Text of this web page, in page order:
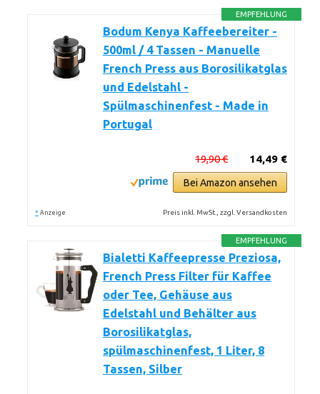
EMPFEHLUNG
Bodum Kenya Kaffeebereiter -
500ml / 4 Tassen - Manuelle
French Press aus Borosilikatglas
und Edelstahl -
Spülmaschinenfest - Made in
Portugal
14,49 €
19,90 €
Bei Amazon ansehen
* Anzeige Preis inkl. MwSt., zzgl. Versandkosten
EMPFEHLUNG
Bialetti Kaffeepresse Preziosa,
French Press Filter für Kaffee
oder Tee, Gehäuse aus
Edelstahl und Behälter aus
Borosilikatglas,
spülmaschinenfest, 1 Liter, 8
Tassen, Silber